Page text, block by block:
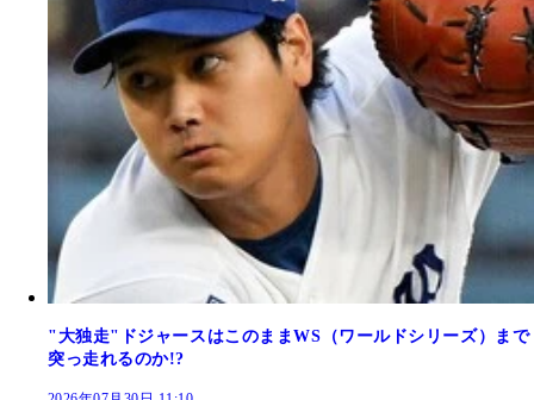
"大独走"ドジャースはこのままWS（ワールドシリーズ）まで
突っ走れるのか!?